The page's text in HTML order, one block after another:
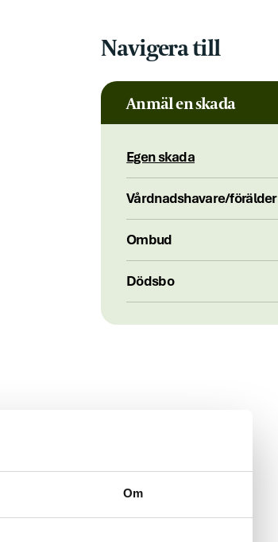
Om
Navigera till
Anmäl en skada
Egen skada
Vårdnadshavare/förälder
Ombud
Dödsbo